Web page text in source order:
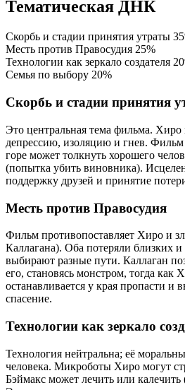
Тематическая ДНК
Скорбь и стадии принятия утраты
Месть против Правосудия 25%
Технологии как зеркало создателя
Семья по выбору 20%
Скорбь и стадии принятия
Это центральная тема фильма. Хиро
депрессию, изоляцию и гнев. Фильм
горе может толкнуть хорошего
(попытка убить виновника).
поддержку друзей и принятие
Месть против Правосудия
Фильм противопоставляет Хиро и
Каллагана). Оба потеряли близких
выбирают разные пути. Каллаган
его, становясь монстром, тогда как
останавливается у края пропасти и
спасение.
Технологии как зеркало
Технология нейтральна; её
человека. Микроботы Хиро могут
Бэймакс может лечить или